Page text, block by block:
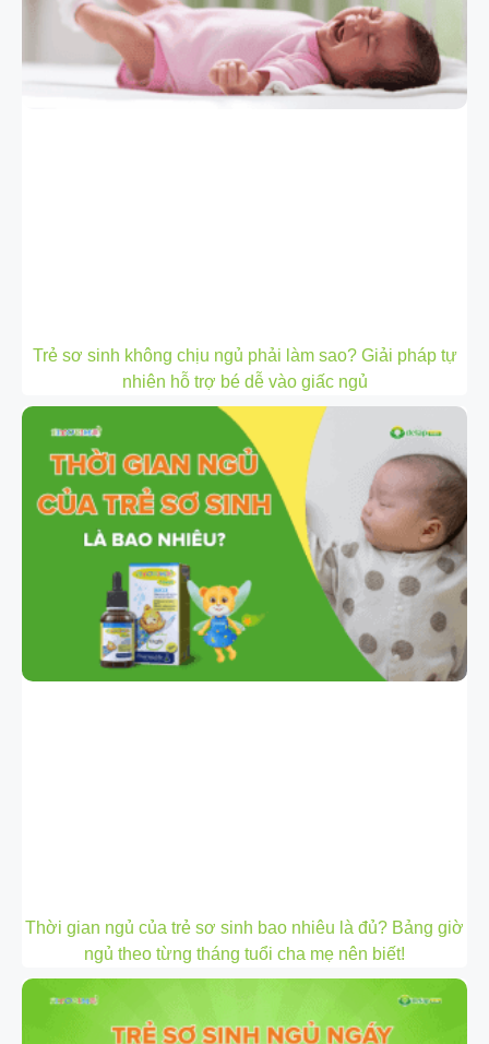
Trẻ sơ sinh không chịu ngủ phải làm sao? Giải pháp tự
nhiên hỗ trợ bé dễ vào giấc ngủ
Thời gian ngủ của trẻ sơ sinh bao nhiêu là đủ? Bảng giờ
ngủ theo từng tháng tuổi cha mẹ nên biết!